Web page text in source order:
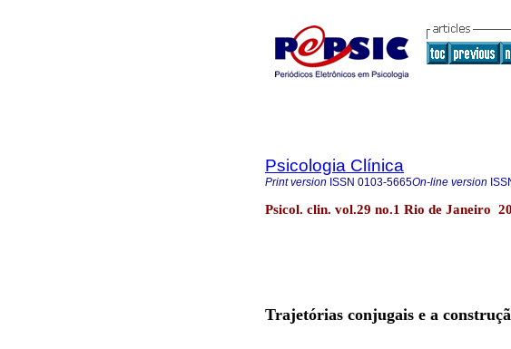
Psicologia Clínica
Print version ISSN 0103-5665On-line version
Psicol. clin. vol.29 no.1 Rio de Janeiro
Trajetórias conjugais e a